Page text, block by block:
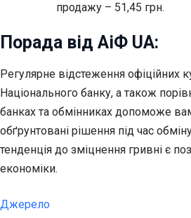
продажу – 51,45 грн.
Порада від АіФ UA:
Регулярне відстеження офіційних
Національного банку, а також
банках та обмінниках допоможе
обґрунтовані рішення під час
тенденція до зміцнення гривні є
економіки.
Джерело